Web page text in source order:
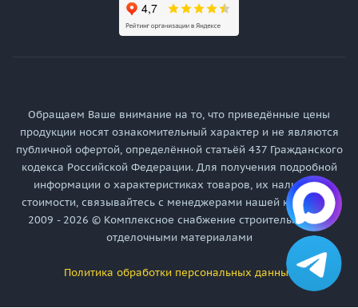
Обращаем Ваше внимание на то, что приведённые цены
продукции носят ознакомительный характер и не являются
публичной офертой, определённой статьёй 437 Гражданского
кодекса Российской Федерации. Для получения подробной
информации о характеристиках товаров, их наличия и
стоимости, связывайтесь с менеджерами нашей компании.
2009 - 2026 © Комплексное снабжение строительными и
отделочными материалами
Политика обработки персональных данных